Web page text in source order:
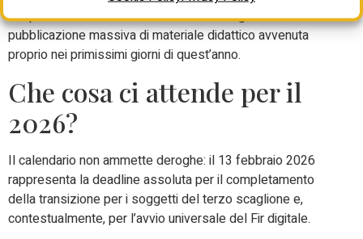
inequivocabile dell’imminente entrata a regime è la
pubblicazione massiva di materiale didattico avvenuta
proprio nei primissimi giorni di quest’anno.
Che cosa ci attende per il
2026?
Il calendario non ammette deroghe: il 13 febbraio 2026
rappresenta la deadline assoluta per il completamento
della transizione per i soggetti del terzo scaglione e,
contestualmente, per l’avvio universale del Fir digitale.